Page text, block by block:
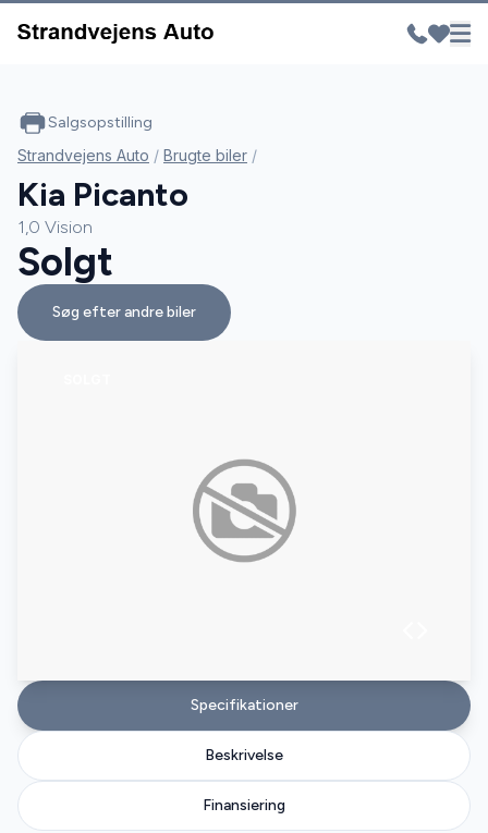
Specifikationer
Beskrivelse
Finansiering
Salgsopstilling
Strandvejens Auto / Brugte biler /
Kia Picanto
1,0 Vision
Solgt
Søg efter andre biler